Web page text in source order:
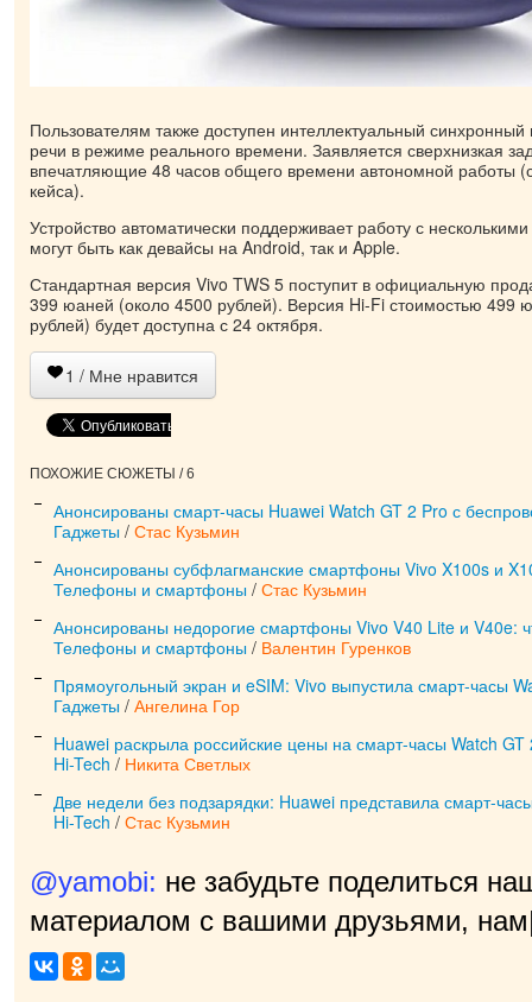
​Пользователям также доступен интеллектуальный
речи в режиме реального времени. Заявляется сверхнизкая
впечатляющие 48 часов общего времени автономной работы
кейса).
Устройство автоматически поддерживает работу с
могут быть как девайсы на Android, так и Apple.
​Стандартная версия Vivo TWS 5 поступит в официальную
399 юаней (около 4500 рублей). Версия Hi-Fi стоимостью 499
рублей) будет доступна с 24 октября.
1 / Мне нравится
ПОХОЖИЕ СЮЖЕТЫ / 6
Анонсированы смарт-часы Huawei Watch GT 2 Pro с
Гаджеты / Стас Кузьмин
Анонсированы субфлагманские смартфоны Vivo X100s и
Телефоны и смартфоны / Стас Кузьмин
Анонсированы недорогие смартфоны Vivo V40 Lite и V40e:
Телефоны и смартфоны / Валентин Гуренков
Прямоугольный экран и eSIM: Vivo выпустила смарт-часы
Гаджеты / Ангелина Гор
Huawei раскрыла российские цены на смарт-часы Watch GT
Hi-Tech / Никита Светлых
Две недели без подзарядки: Huawei представила смарт-
Hi-Tech / Стас Кузьмин
@yamobi: не забудьте поделиться
материалом с вашими друзьями, нам
приятн|